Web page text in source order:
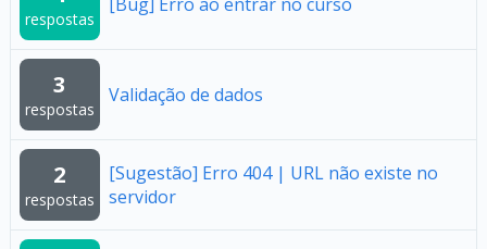
respostas
3
respostas
Validação de dados
2
respostas
[Sugestão] Erro 404 | URL não existe no
servidor